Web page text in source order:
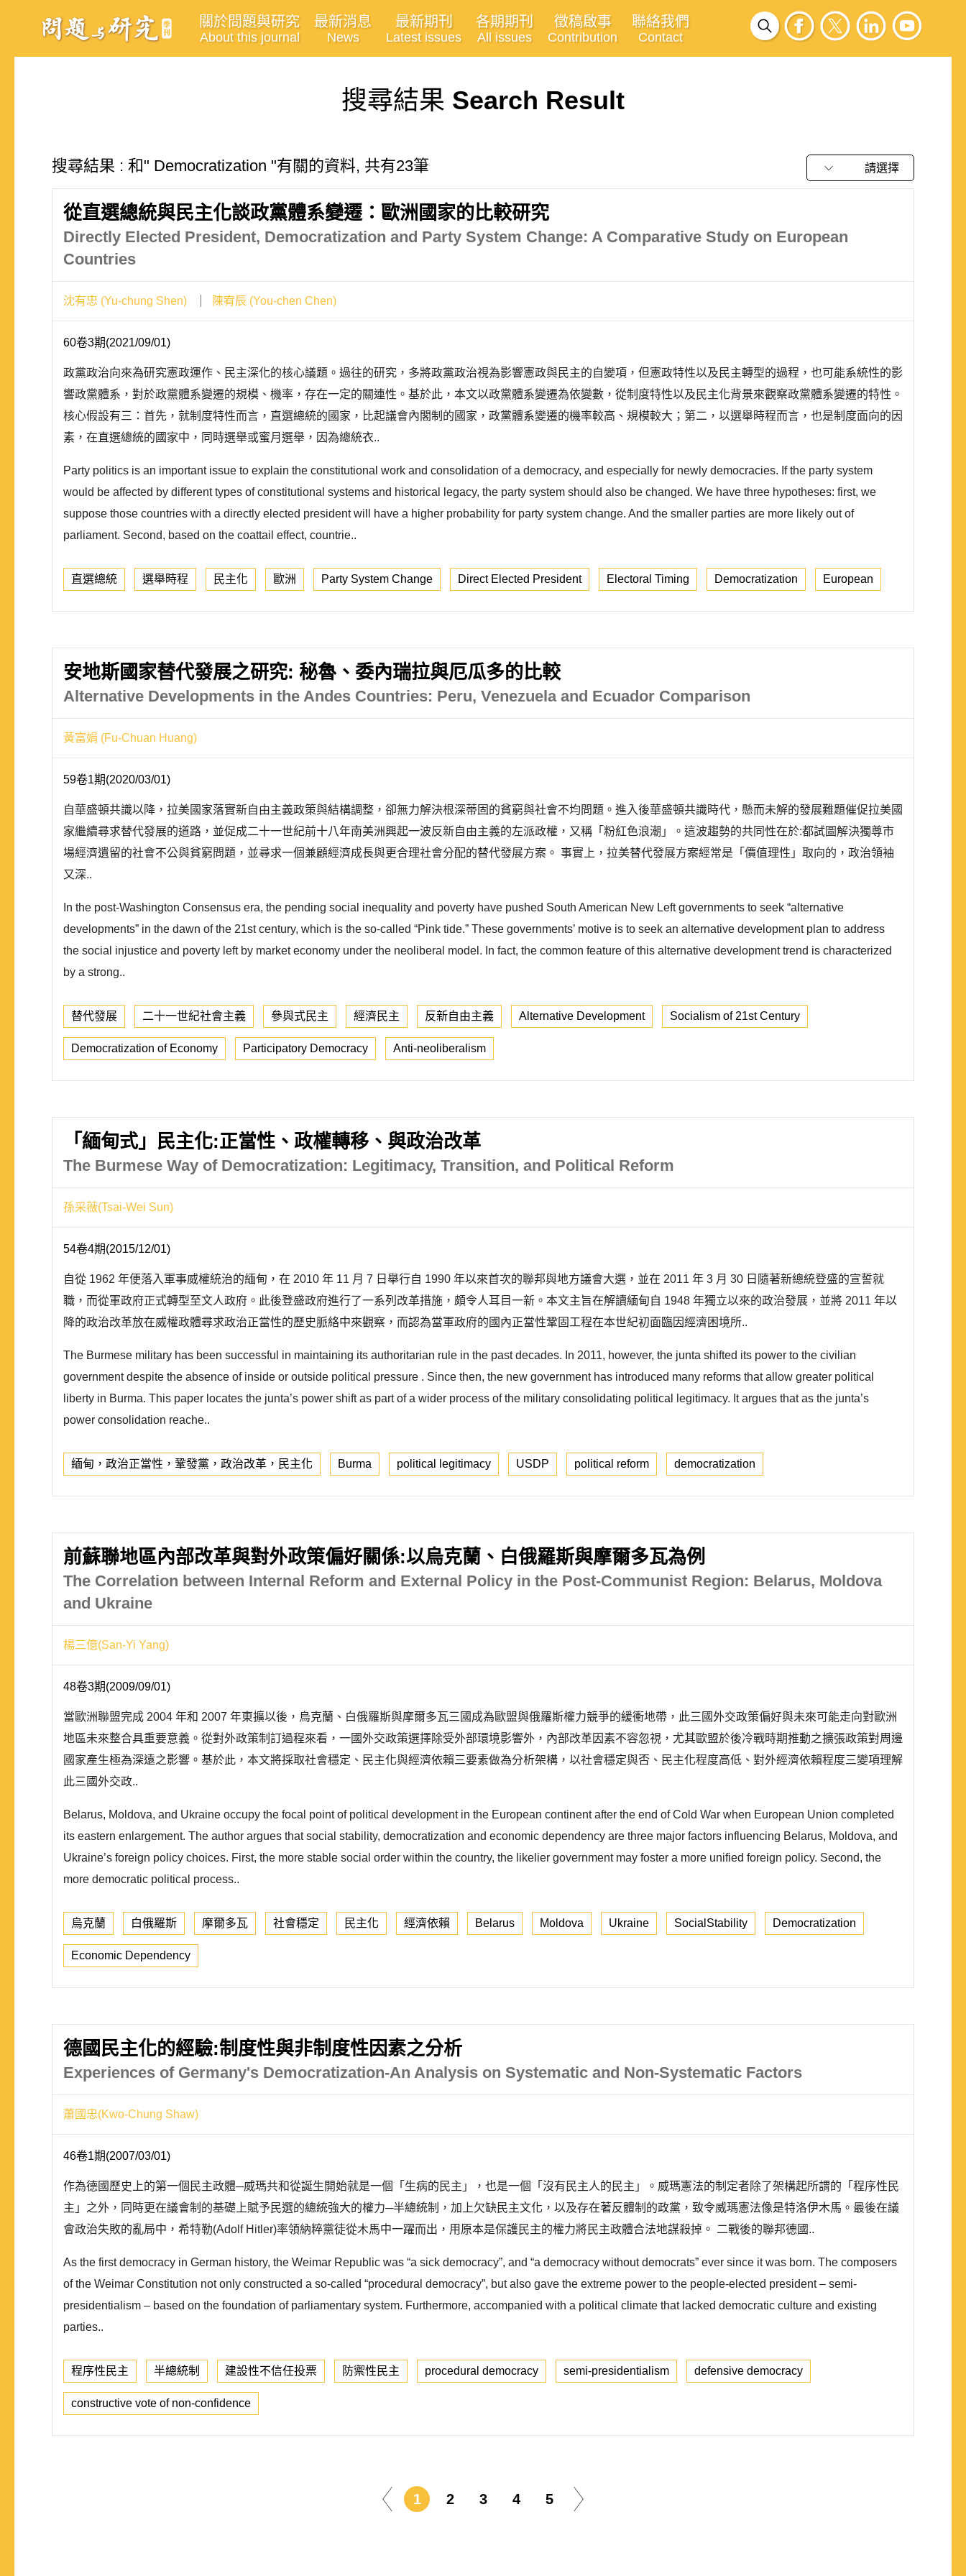
關於問題與研究
About this journal
最新消息
News
最新期刊
Latest issues
各期期刊
All issues
徵稿啟事
Contribution
聯絡我們
Contact
搜尋結果 Search Result
搜尋結果 : 和" Democratization "有關的資料, 共有23筆 請選擇
從直選總統與民主化談政黨體系變遷：歐洲國家的比較研究
Directly Elected President, Democratization and Party System Change: A Comparative Study on European
Countries
沈有忠 (Yu-chung Shen) 陳宥辰 (You-chen Chen)
60卷3期(2021/09/01)
政黨政治向來為研究憲政運作、民主深化的核心議題。過往的研究，多將政黨政治視為影響憲政與民主的自變項，但憲政特性以及民主轉型的過程，也可能系統性的影
響政黨體系，對於政黨體系變遷的規模、機率，存在一定的關連性。基於此，本文以政黨體系變遷為依變數，從制度特性以及民主化背景來觀察政黨體系變遷的特性。
核心假設有三：首先，就制度特性而言，直選總統的國家，比起議會內閣制的國家，政黨體系變遷的機率較高、規模較大；第二，以選舉時程而言，也是制度面向的因
素，在直選總統的國家中，同時選舉或蜜月選舉，因為總統衣..
Party politics is an important issue to explain the constitutional work and consolidation of a democracy, and especially for newly democracies. If the party system
would be affected by different types of constitutional systems and historical legacy, the party system should also be changed. We have three hypotheses: first, we
suppose those countries with a directly elected president will have a higher probability for party system change. And the smaller parties are more likely out of
parliament. Second, based on the coattail effect, countrie..
直選總統 選舉時程 民主化 歐洲 Party System Change Direct Elected President Electoral Timing Democratization European
安地斯國家替代發展之研究: 秘魯、委內瑞拉與厄瓜多的比較
Alternative Developments in the Andes Countries: Peru, Venezuela and Ecuador Comparison
黃富娟 (Fu-Chuan Huang)
59卷1期(2020/03/01)
自華盛頓共識以降，拉美國家落實新自由主義政策與結構調整，卻無力解決根深蒂固的貧窮與社會不均問題。進入後華盛頓共識時代，懸而未解的發展難題催促拉美國
家繼續尋求替代發展的道路，並促成二十一世紀前十八年南美洲興起一波反新自由主義的左派政權，又稱「粉紅色浪潮」。這波趨勢的共同性在於:都試圖解決獨尊市
場經濟遺留的社會不公與貧窮問題，並尋求一個兼顧經濟成長與更合理社會分配的替代發展方案。 事實上，拉美替代發展方案經常是「價值理性」取向的，政治領袖
又深..
In the post-Washington Consensus era, the pending social inequality and poverty have pushed South American New Left governments to seek “alternative
developments” in the dawn of the 21st century, which is the so-called “Pink tide.” These governments’ motive is to seek an alternative development plan to address
the social injustice and poverty left by market economy under the neoliberal model. In fact, the common feature of this alternative development trend is characterized
by a strong..
替代發展 二十一世紀社會主義 參與式民主 經濟民主 反新自由主義 Alternative Development Socialism of 21st Century
Democratization of Economy Participatory Democracy Anti-neoliberalism
「緬甸式」民主化:正當性、政權轉移、與政治改革
The Burmese Way of Democratization: Legitimacy, Transition, and Political Reform
孫采薇(Tsai-Wei Sun)
54卷4期(2015/12/01)
自從 1962 年便落入軍事威權統治的緬甸，在 2010 年 11 月 7 日舉行自 1990 年以來首次的聯邦與地方議會大選，並在 2011 年 3 月 30 日隨著新總統登盛的宣誓就
職，而從軍政府正式轉型至文人政府。此後登盛政府進行了一系列改革措施，頗令人耳目一新。本文主旨在解讀緬甸自 1948 年獨立以來的政治發展，並將 2011 年以
降的政治改革放在威權政體尋求政治正當性的歷史脈絡中來觀察，而認為當軍政府的國內正當性鞏固工程在本世紀初面臨因經濟困境所..
The Burmese military has been successful in maintaining its authoritarian rule in the past decades. In 2011, however, the junta shifted its power to the civilian
government despite the absence of inside or outside political pressure . Since then, the new government has introduced many reforms that allow greater political
liberty in Burma. This paper locates the junta’s power shift as part of a wider process of the military consolidating political legitimacy. It argues that as the junta’s
power consolidation reache..
緬甸，政治正當性，鞏發黨，政治改革，民主化 Burma political legitimacy USDP political reform democratization
前蘇聯地區內部改革與對外政策偏好關係:以烏克蘭、白俄羅斯與摩爾多瓦為例
The Correlation between Internal Reform and External Policy in the Post-Communist Region: Belarus, Moldova
and Ukraine
楊三億(San-Yi Yang)
48卷3期(2009/09/01)
當歐洲聯盟完成 2004 年和 2007 年東擴以後，烏克蘭、白俄羅斯與摩爾多瓦三國成為歐盟與俄羅斯權力競爭的緩衝地帶，此三國外交政策偏好與未來可能走向對歐洲
地區未來整合具重要意義。從對外政策制訂過程來看，一國外交政策選擇除受外部環境影響外，內部改革因素不容忽視，尤其歐盟於後冷戰時期推動之擴張政策對周邊
國家產生極為深遠之影響。基於此，本文將採取社會穩定、民主化與經濟依賴三要素做為分析架構，以社會穩定與否、民主化程度高低、對外經濟依賴程度三變項理解
此三國外交政..
Belarus, Moldova, and Ukraine occupy the focal point of political development in the European continent after the end of Cold War when European Union completed
its eastern enlargement. The author argues that social stability, democratization and economic dependency are three major factors influencing Belarus, Moldova, and
Ukraine’s foreign policy choices. First, the more stable social order within the country, the likelier government may foster a more unified foreign policy. Second, the
more democratic political process..
烏克蘭 白俄羅斯 摩爾多瓦 社會穩定 民主化 經濟依賴 Belarus Moldova Ukraine SocialStability Democratization
Economic Dependency
德國民主化的經驗:制度性與非制度性因素之分析
Experiences of Germany's Democratization-An Analysis on Systematic and Non-Systematic Factors
蕭國忠(Kwo-Chung Shaw)
46卷1期(2007/03/01)
作為德國歷史上的第一個民主政體─威瑪共和從誕生開始就是一個「生病的民主」，也是一個「沒有民主人的民主」。威瑪憲法的制定者除了架構起所謂的「程序性民
主」之外，同時更在議會制的基礎上賦予民選的總統強大的權力─半總統制，加上欠缺民主文化，以及存在著反體制的政黨，致令威瑪憲法像是特洛伊木馬。最後在議
會政治失敗的亂局中，希特勒(Adolf Hitler)率領納粹黨徒從木馬中一躍而出，用原本是保護民主的權力將民主政體合法地謀殺掉。 二戰後的聯邦德國..
As the first democracy in German history, the Weimar Republic was “a sick democracy”, and “a democracy without democrats” ever since it was born. The composers
of the Weimar Constitution not only constructed a so-called “procedural democracy”, but also gave the extreme power to the people-elected president – semi-
presidentialism – based on the foundation of parliamentary system. Furthermore, accompanied with a political climate that lacked democratic culture and existing
parties..
程序性民主 半總統制 建設性不信任投票 防禦性民主 procedural democracy semi-presidentialism defensive democracy
constructive vote of non-confidence
1 2 3 4 5